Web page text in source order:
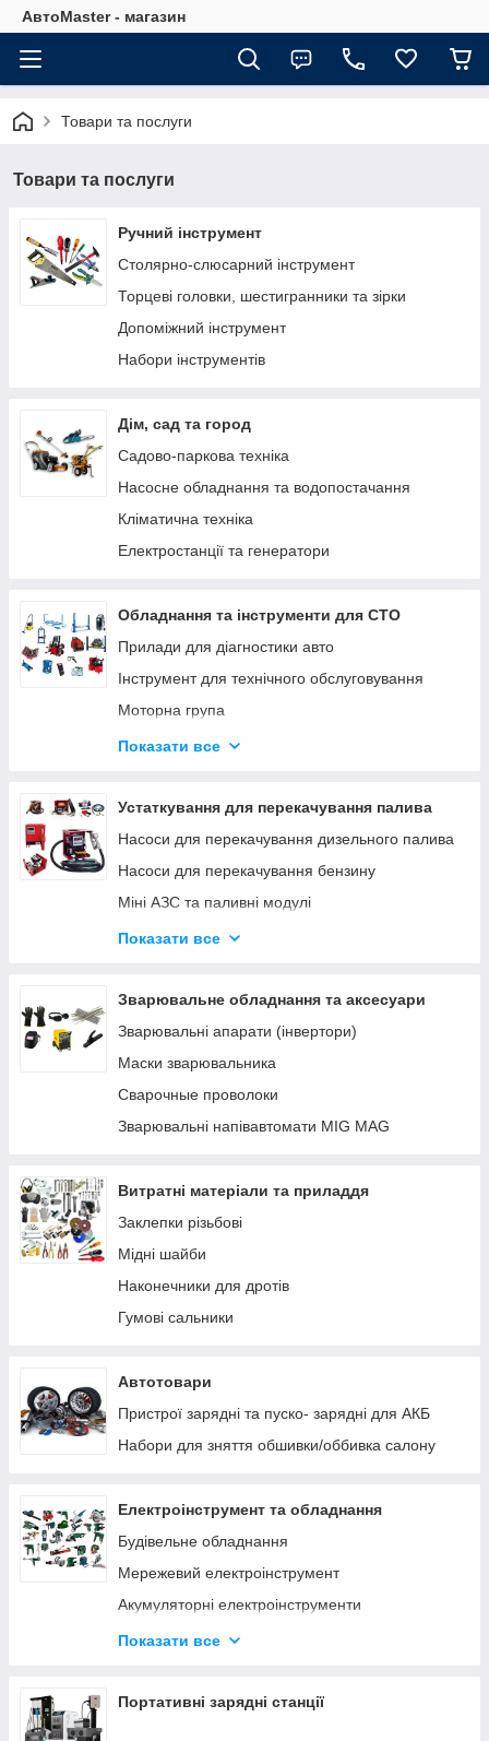
АвтоMaster - магазин
Товари та послуги
Товари та послуги
Ручний інструмент
Столярно-слюсарний інструмент
Торцеві головки, шестигранники та зірки
Допоміжний інструмент
Набори інструментів
Дім, сад та город
Садово-паркова техніка
Насосне обладнання та водопостачання
Кліматична техніка
Електростанції та генератори
Обладнання та інструменти для СТО
Прилади для діагностики авто
Інструмент для технічного обслуговування
Моторна група
Ходова група
Трансмісія
Інструмент для кузовних робіт
Інструмент для ремонту мотоциклів
Показати все
Устаткування для перекачування палива
Насоси для перекачування дизельного палива
Насоси для перекачування бензину
Міні АЗС та паливні модулі
Паливороздавальні комплекти
Устаткування AdBlue
Заправні пістолети
Лічильники та витратоміри для палива
Фільтри очищення палива
Паливні шланги
Ручні насоси
Показати все
Зварювальне обладнання та аксесуари
Зварювальні апарати (інвертори)
Маски зварювальника
Сварочные проволоки
Зварювальні напівавтомати MIG MAG
Витратні матеріали та приладдя
Заклепки різьбові
Мідні шайби
Наконечники для дротів
Гумові сальники
Автотовари
Пристрої зарядні та пуско- зарядні для АКБ
Набори для зняття обшивки/оббивка салону
Електроінструмент та обладнання
Будівельне обладнання
Мережевий електроінструмент
Акумуляторні електроінструменти
Деревообробний інструмент
Заточувальні верстати
Показати все
Портативні зарядні станції